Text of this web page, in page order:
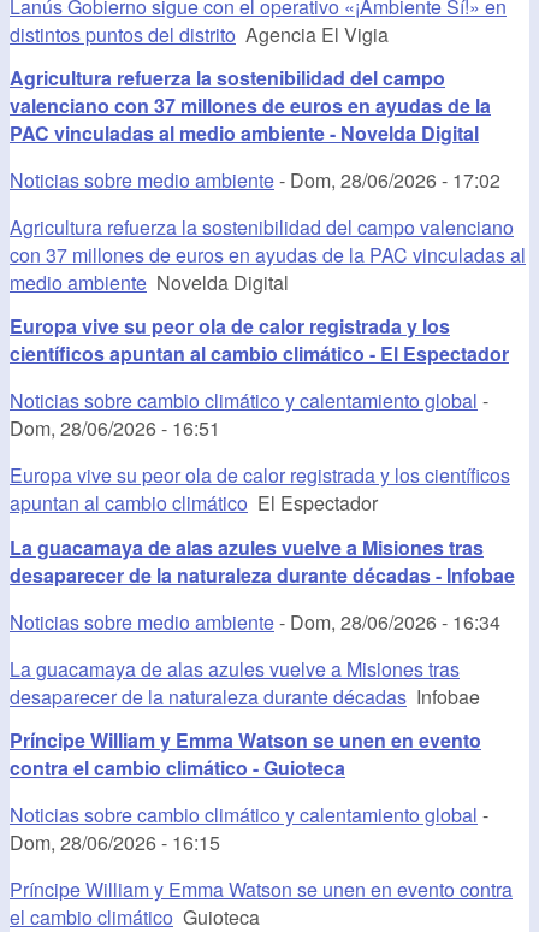
Lanús Gobierno sigue con el operativo «¡Ambiente Sí!» en
distintos puntos del distrito Agencia El Vigia
Agricultura refuerza la sostenibilidad del campo
valenciano con 37 millones de euros en ayudas de la
PAC vinculadas al medio ambiente - Novelda Digital
Noticias sobre medio ambiente- Dom, 28/06/2026 - 17:02
Agricultura refuerza la sostenibilidad del campo valenciano
con 37 millones de euros en ayudas de la PAC vinculadas al
medio ambiente Novelda Digital
Europa vive su peor ola de calor registrada y los
científicos apuntan al cambio climático - El Espectador
Noticias sobre cambio climático y calentamiento global -
Dom, 28/06/2026 - 16:51
Europa vive su peor ola de calor registrada y los científicos
apuntan al cambio climático El Espectador
La guacamaya de alas azules vuelve a Misiones tras
desaparecer de la naturaleza durante décadas - Infobae
Noticias sobre medio ambiente- Dom, 28/06/2026 - 16:34
La guacamaya de alas azules vuelve a Misiones tras
desaparecer de la naturaleza durante décadas Infobae
Príncipe William y Emma Watson se unen en evento
contra el cambio climático - Guioteca
Noticias sobre cambio climático y calentamiento global -
Dom, 28/06/2026 - 16:15
Príncipe William y Emma Watson se unen en evento contra
el cambio climático Guioteca